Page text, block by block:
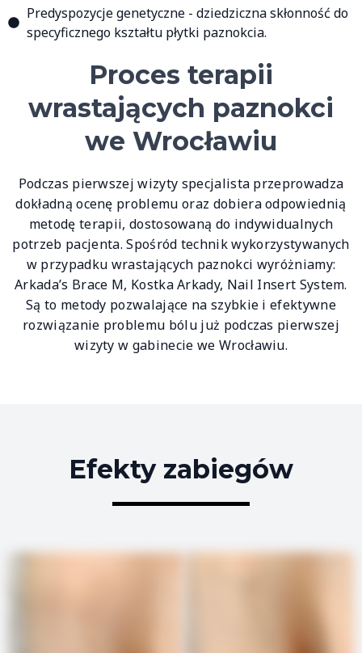
Predyspozycje genetyczne - dziedziczna skłonność do
specyficznego kształtu płytki paznokcia.
Proces terapii
wrastających paznokci
we Wrocławiu
Podczas pierwszej wizyty specjalista przeprowadza
dokładną ocenę problemu oraz dobiera odpowiednią
metodę terapii, dostosowaną do indywidualnych
potrzeb pacjenta. Spośród technik wykorzystywanych
w przypadku wrastających paznokci wyróżniamy:
Arkada’s Brace M, Kostka Arkady, Nail Insert System.
Są to metody pozwalające na szybkie i efektywne
rozwiązanie problemu bólu już podczas pierwszej
wizyty w gabinecie we Wrocławiu.
Efekty zabiegów